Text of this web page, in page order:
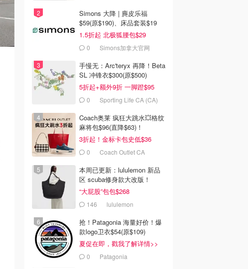
Simons 大降 | 麂皮乐福
$59(原$190)、床品套装$19
1.5折起 北极狐腰包$29
0 Simons加拿大官网
手慢无：Arc'teryx 再降！Beta
SL 冲锋衣$300(原$500)
5折起+额外9折 一脚蹬$95
0 Sporting Life CA (CA)
Coach奥莱 疯狂大跳水💥格纹
麻将包$96(直降$63)！
3折起！金标卡包史低$36
0 Coach Outlet CA
本周已更新：lululemon 新品
区 scuba修身款大改版！
“大屁股”包包$268
146 lululemon
抢！Patagonia 海量好价！爆
款logo卫衣$54(原$109)
夏促在即，戳我了解详情>>
0 Patagonia